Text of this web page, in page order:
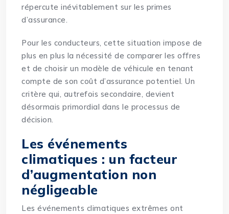
répercute inévitablement sur les primes
d’assurance.
Pour les conducteurs, cette situation impose de
plus en plus la nécessité de comparer les offres
et de choisir un modèle de véhicule en tenant
compte de son coût d’assurance potentiel. Un
critère qui, autrefois secondaire, devient
désormais primordial dans le processus de
décision.
Les événements
climatiques : un facteur
d’augmentation non
négligeable
Les événements climatiques extrêmes ont